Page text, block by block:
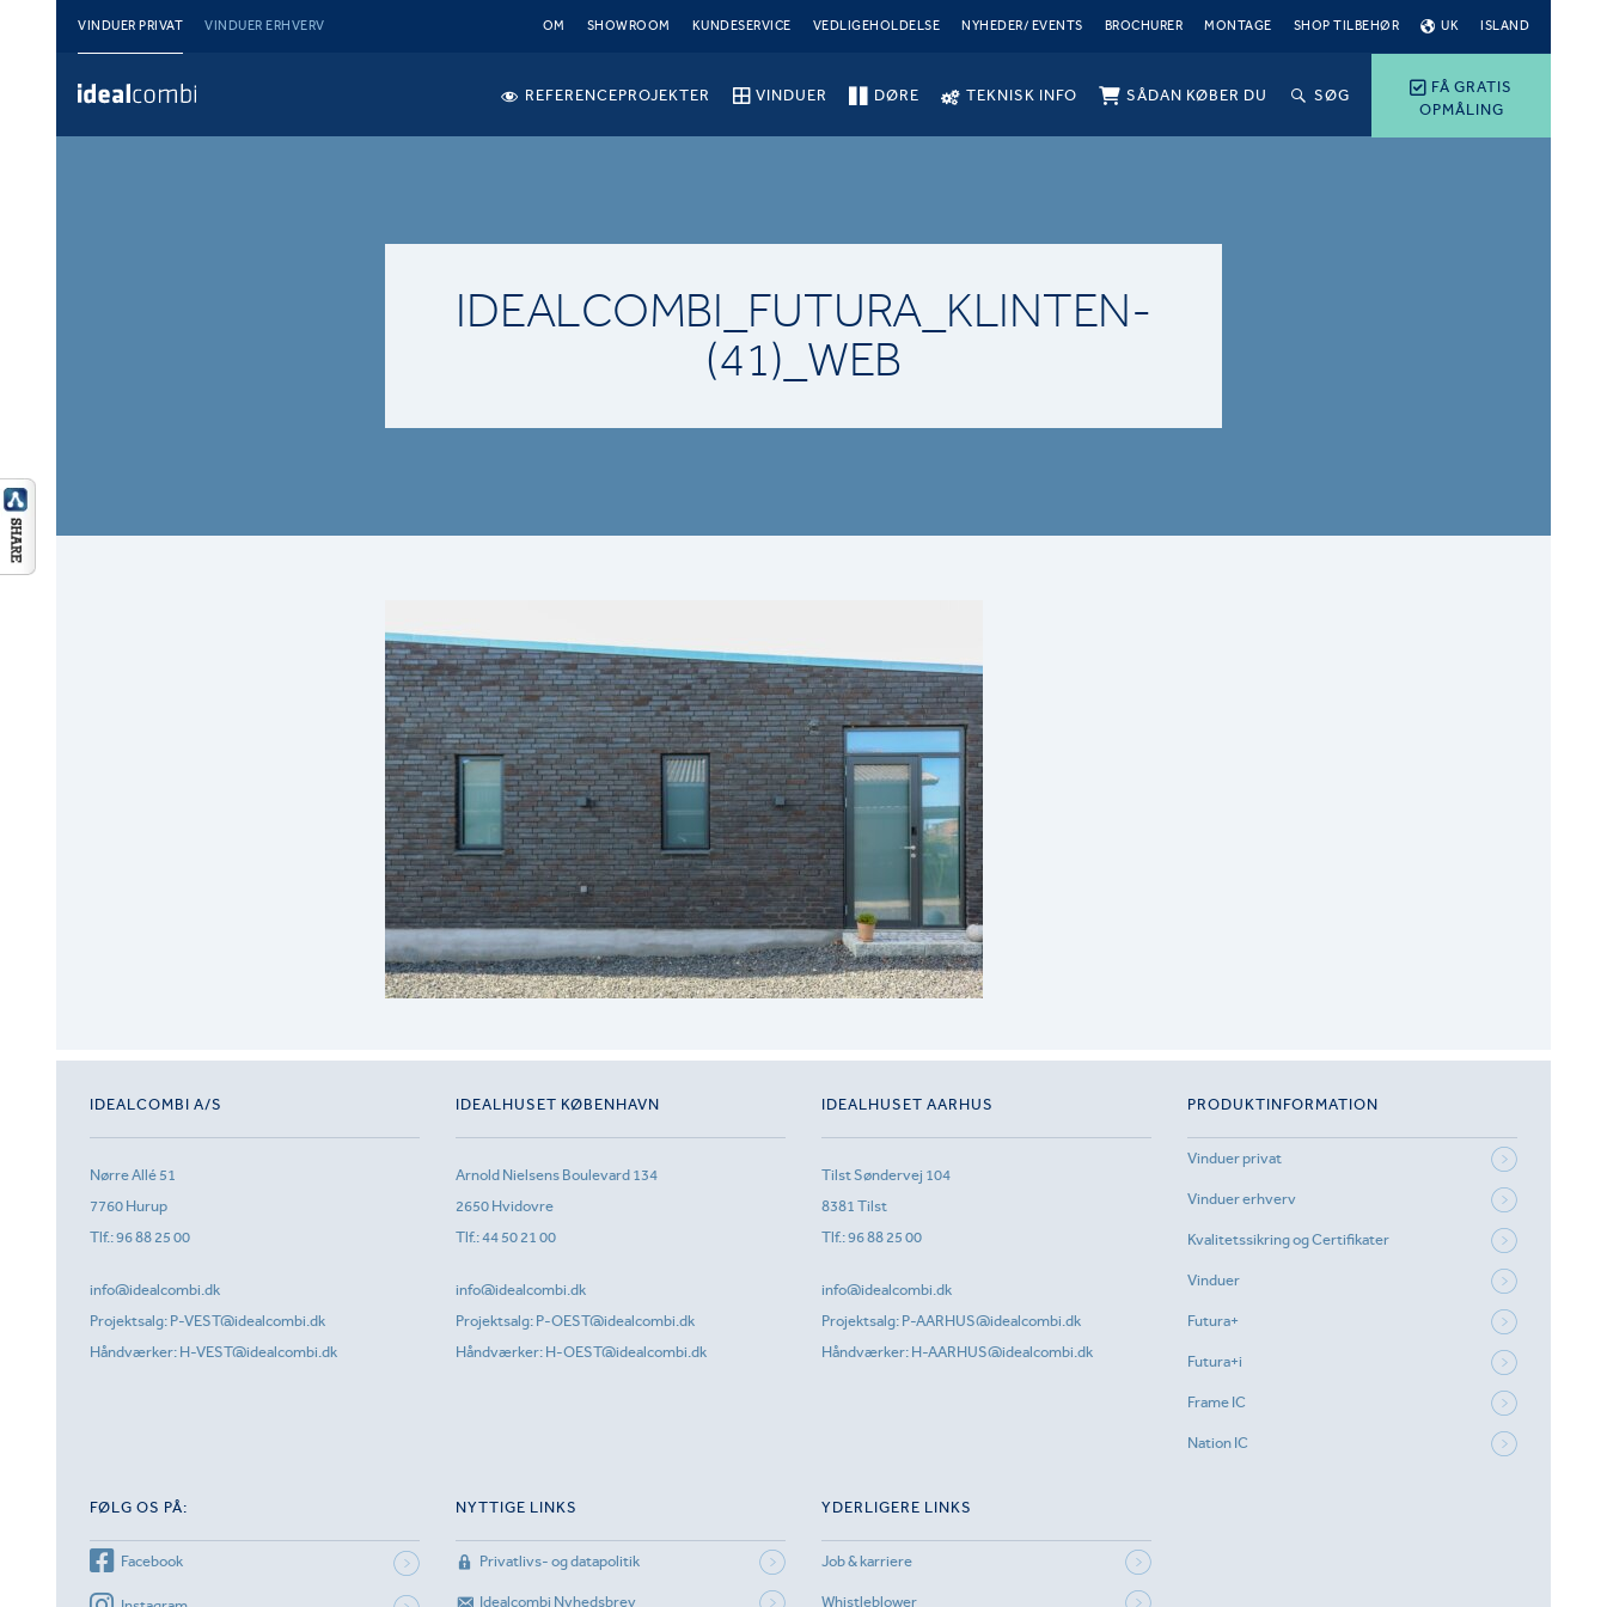
VINDUER PRIVAT VINDUER ERHVERV OM SHOWROOM KUNDESERVICE VEDLIGEHOLDELSE NYHEDER/ EVENTS BROCHURER MONTAGE SHOP TILBEHØR UK ISLAND
FÅ GRATIS
OPMÅLING
REFERENCEPROJEKTER VINDUER DØRE TEKNISK INFO SÅDAN KØBER DU SØG
IDEALCOMBI_FUTURA_KLINTEN-
(41)_WEB
IDEALCOMBI A/S
Nørre Allé 51
7760 Hurup
Tlf.:96 88 25 00
info@idealcombi.dk
Projektsalg: P-VEST@idealcombi.dk
Håndværker: H-VEST@idealcombi.dk
IDEALHUSET KØBENHAVN
Arnold Nielsens Boulevard 134
2650 Hvidovre
Tlf.:44 50 21 00
info@idealcombi.dk
Projektsalg: P-OEST@idealcombi.dk
Håndværker: H-OEST@idealcombi.dk
IDEALHUSET AARHUS
Tilst Søndervej 104
8381 Tilst
Tlf.:96 88 25 00
info@idealcombi.dk
Projektsalg: P-AARHUS@idealcombi.dk
Håndværker: H-AARHUS@idealcombi.dk
PRODUKTINFORMATION
Vinduer privat
Vinduer erhverv
Kvalitetssikring og Certifikater
Vinduer
Futura+
Futura+i
Frame IC
Nation IC
FØLG OS PÅ:
Facebook
NYTTIGE LINKS
Privatlivs- og datapolitik
Idealcombi Nyhedsbrev
YDERLIGERE LINKS
Job & karriere
Whistleblower